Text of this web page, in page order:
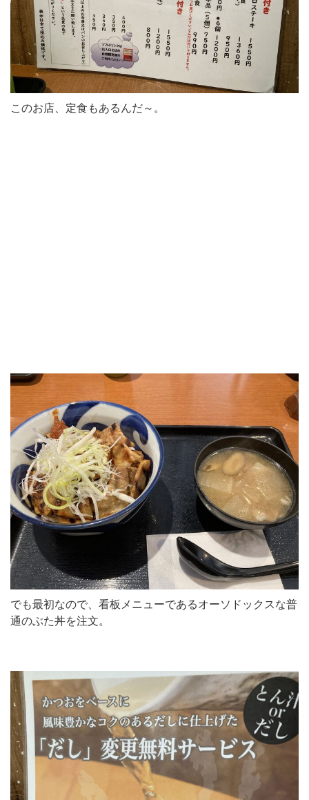
このお店、定食もあるんだ～。
でも最初なので、看板メニューであるオーソドックスな普
通のぶた丼を注文。